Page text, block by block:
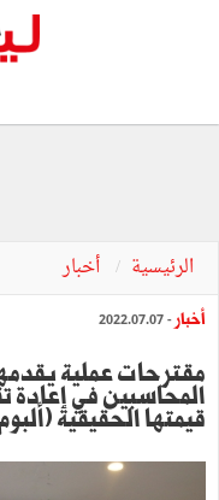
الرئيسية أخبار
أخبار - 2022.07.07
مقترحات عملية
المحاسبين في
قيمتها الحقيقية